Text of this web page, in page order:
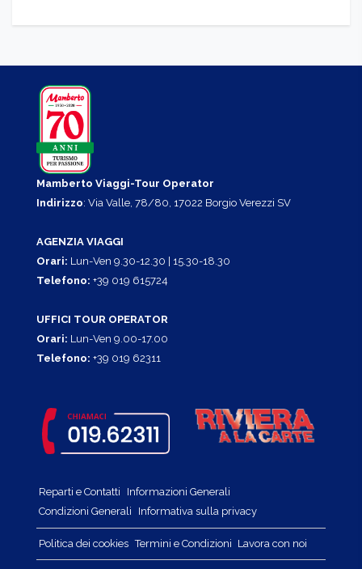
Mamberto Viaggi-Tour Operator
Indirizzo: Via Valle, 78/80, 17022 Borgio Verezzi SV
AGENZIA VIAGGI
Orari: Lun-Ven 9.30-12.30 | 15.30-18.30
Telefono: +39 019 615724
UFFICI TOUR OPERATOR
Orari: Lun-Ven 9.00-17.00
Telefono: +39 019 62311
Reparti e Contatti
Informazioni Generali
Condizioni Generali
Informativa sulla privacy
Politica dei cookies Termini e Condizioni Lavora con noi